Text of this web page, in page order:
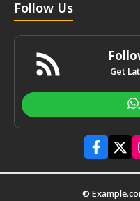
Follow Us
Get
©